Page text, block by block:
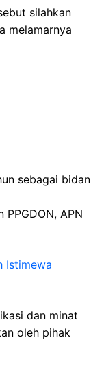
silahkan
melamarnya
sebagai bidan
APN
Istimewa
dan minat
oleh pihak